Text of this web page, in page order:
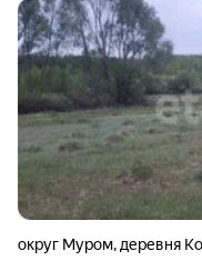
округ Муром, деревня